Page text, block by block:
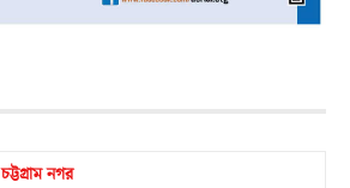
চট্টগ্রাম নগর